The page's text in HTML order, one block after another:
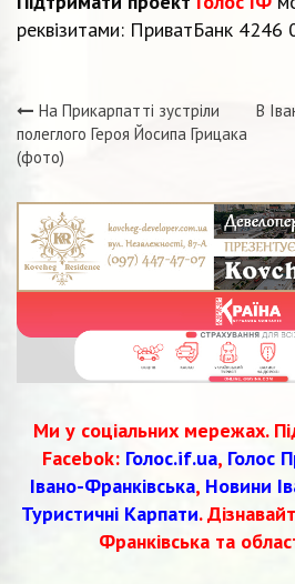
реквізитами: ПриватБанк
Навігація
записів
На Прикарпатті зустріли
полеглого Героя Йосипа Грицака
(фото)
В
Ми у соціальних мережах.
Facebok: Голос.if.ua, Голос
Івано-Франківська, Новини
Туристичні Карпати.
Франківська та